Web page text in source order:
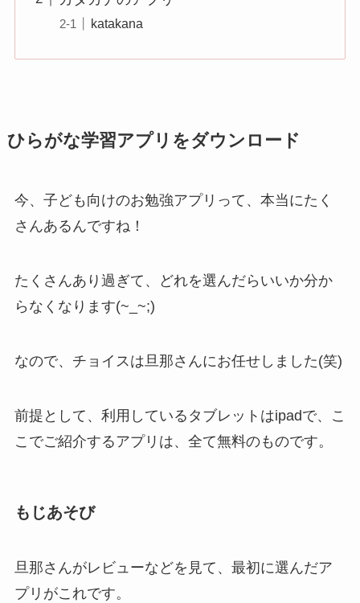
katakana
ひらがな学習アプリをダウンロード
今、子ども向けのお勉強アプリって、本当にたく
さんあるんですね！
たくさんあり過ぎて、どれを選んだらいいか分か
らなくなります(~_~;)
なので、チョイスは旦那さんにお任せしました(笑)
前提として、利用しているタブレットはipadで、こ
こでご紹介するアプリは、全て無料のものです。
もじあそび
旦那さんがレビューなどを見て、最初に選んだア
プリがこれです。